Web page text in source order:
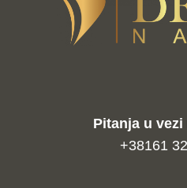
Pitanja u
+38161